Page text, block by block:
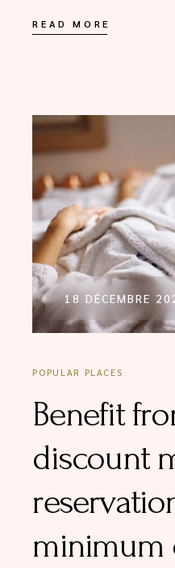
READ MORE
18 DÉCEMBRE
POPULAR PLACES
Benefit
discount
minimum